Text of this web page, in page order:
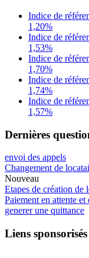
Indice de
1,20%
Indice de
1,53%
Indice de
1,70%
Indice de
1,74%
Indice de
1,57%
Dernières
envoi des appels
Changement de
Nouveau
Etapes de création de
Paiement en attente
generer une quittance
Liens sponsorisés